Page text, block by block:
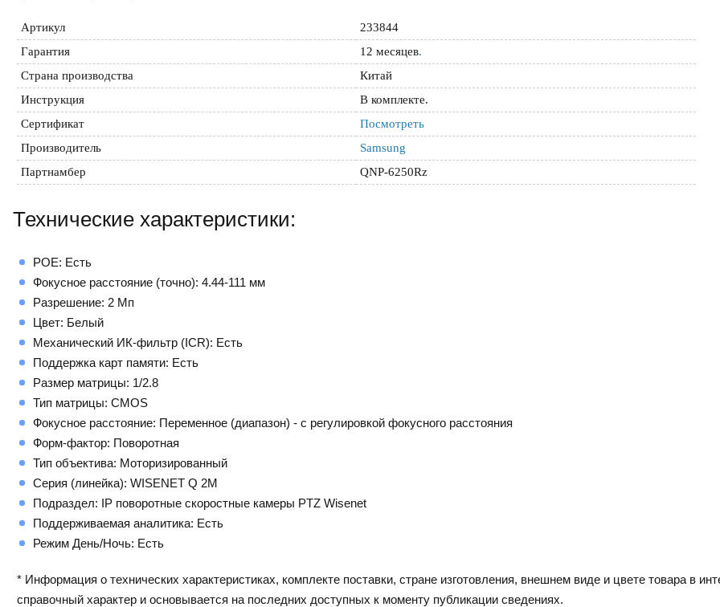
Артикул
233844
Гарантия
12 месяцев.
Страна производства
Китай
Инструкция
В комплекте.
Сертификат
Посмотреть
Производитель
Samsung
Партнамбер
QNP-6250Rz
Технические характеристики:
POE: Есть
Фокусное расстояние (точно): 4.44-111 мм
Разрешение: 2 Мп
Цвет: Белый
Механический ИК-фильтр (ICR): Есть
Поддержка карт памяти: Есть
Размер матрицы: 1/2.8
Тип матрицы: CMOS
Фокусное расстояние: Переменное (диапазон) - с регулировкой фокусного расстояния
Форм-фактор: Поворотная
Тип объектива: Моторизированный
Серия (линейка): WISENET Q 2М
Подраздел: IP поворотные скоростные камеры PTZ Wisenet
Поддерживаемая аналитика: Есть
Режим День/Ночь: Есть
* Информация о технических характеристиках, комплекте поставки, стране изготовления, внешнем виде и цвете товара в
справочный характер и основывается на последних доступных к моменту публикации сведениях.